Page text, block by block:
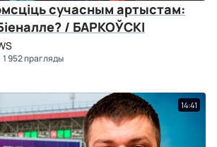
сучасным артыстам:
/ БАРКОЎСКІ
1 952 прагляды
14:41